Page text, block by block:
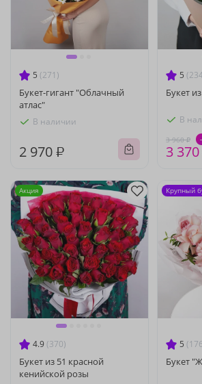
5 (271)
Букет-гигант "Облачный
атлас"
В наличии
2 970 ₽
5
Букет
В
3 960 ₽
3
4.9 (370)
Букет из 51 красной
кенийской розы
Акция
5
Букет
Крупный